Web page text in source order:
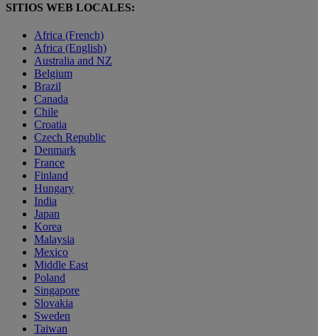
SITIOS WEB LOCALES:
Africa (French)
Africa (English)
Australia and NZ
Belgium
Brazil
Canada
Chile
Croatia
Czech Republic
Denmark
France
Finland
Hungary
India
Japan
Korea
Malaysia
Mexico
Middle East
Poland
Singapore
Slovakia
Sweden
Taiwan